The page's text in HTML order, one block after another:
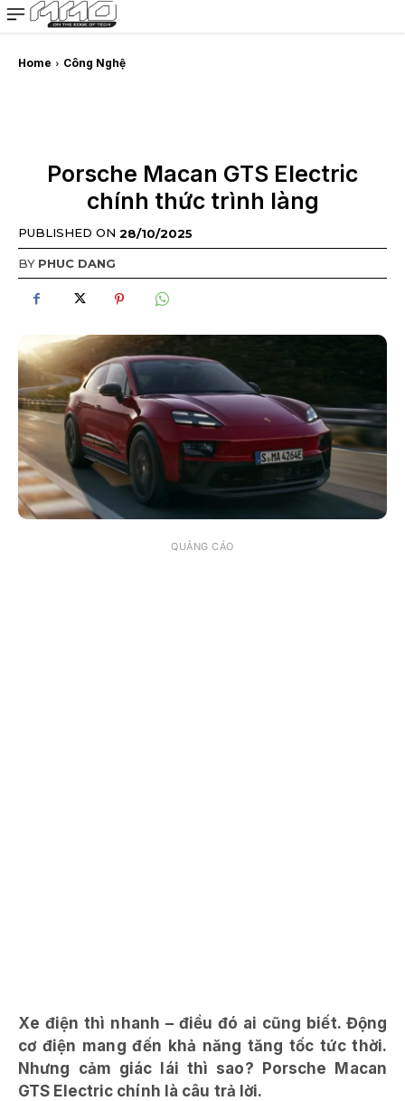
MMOSITE - Thông tin công nghệ
Bài viết nổi bật
Home Công Nghệ
Porsche Macan GTS Electric
chính thức trình làng
PUBLISHED ON 28/10/2025
BY PHUC DANG
QUẢNG CÁO
Xe điện thì nhanh – điều đó ai cũng biết. Động
cơ điện mang đến khả năng tăng tốc tức thời.
Nhưng cảm giác lái thì sao? Porsche Macan
GTS Electric chính là câu trả lời.